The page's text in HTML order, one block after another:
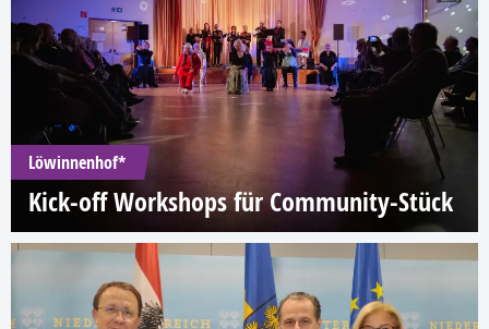
Löwinnenhof*
Kick-off Workshops für Community-Stück